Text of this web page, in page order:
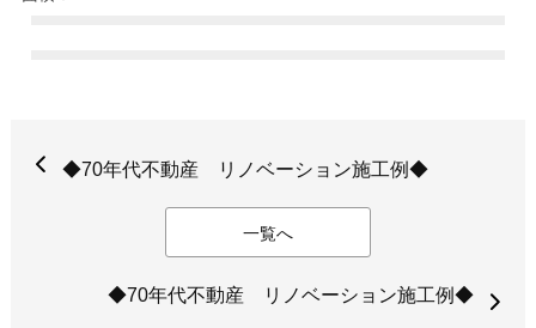
◆70年代不動産 リノベーション施工例◆
一覧へ
◆70年代不動産 リノベーション施工例◆